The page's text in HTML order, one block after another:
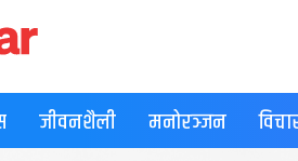
जीवनशैली मनोरञ्जन